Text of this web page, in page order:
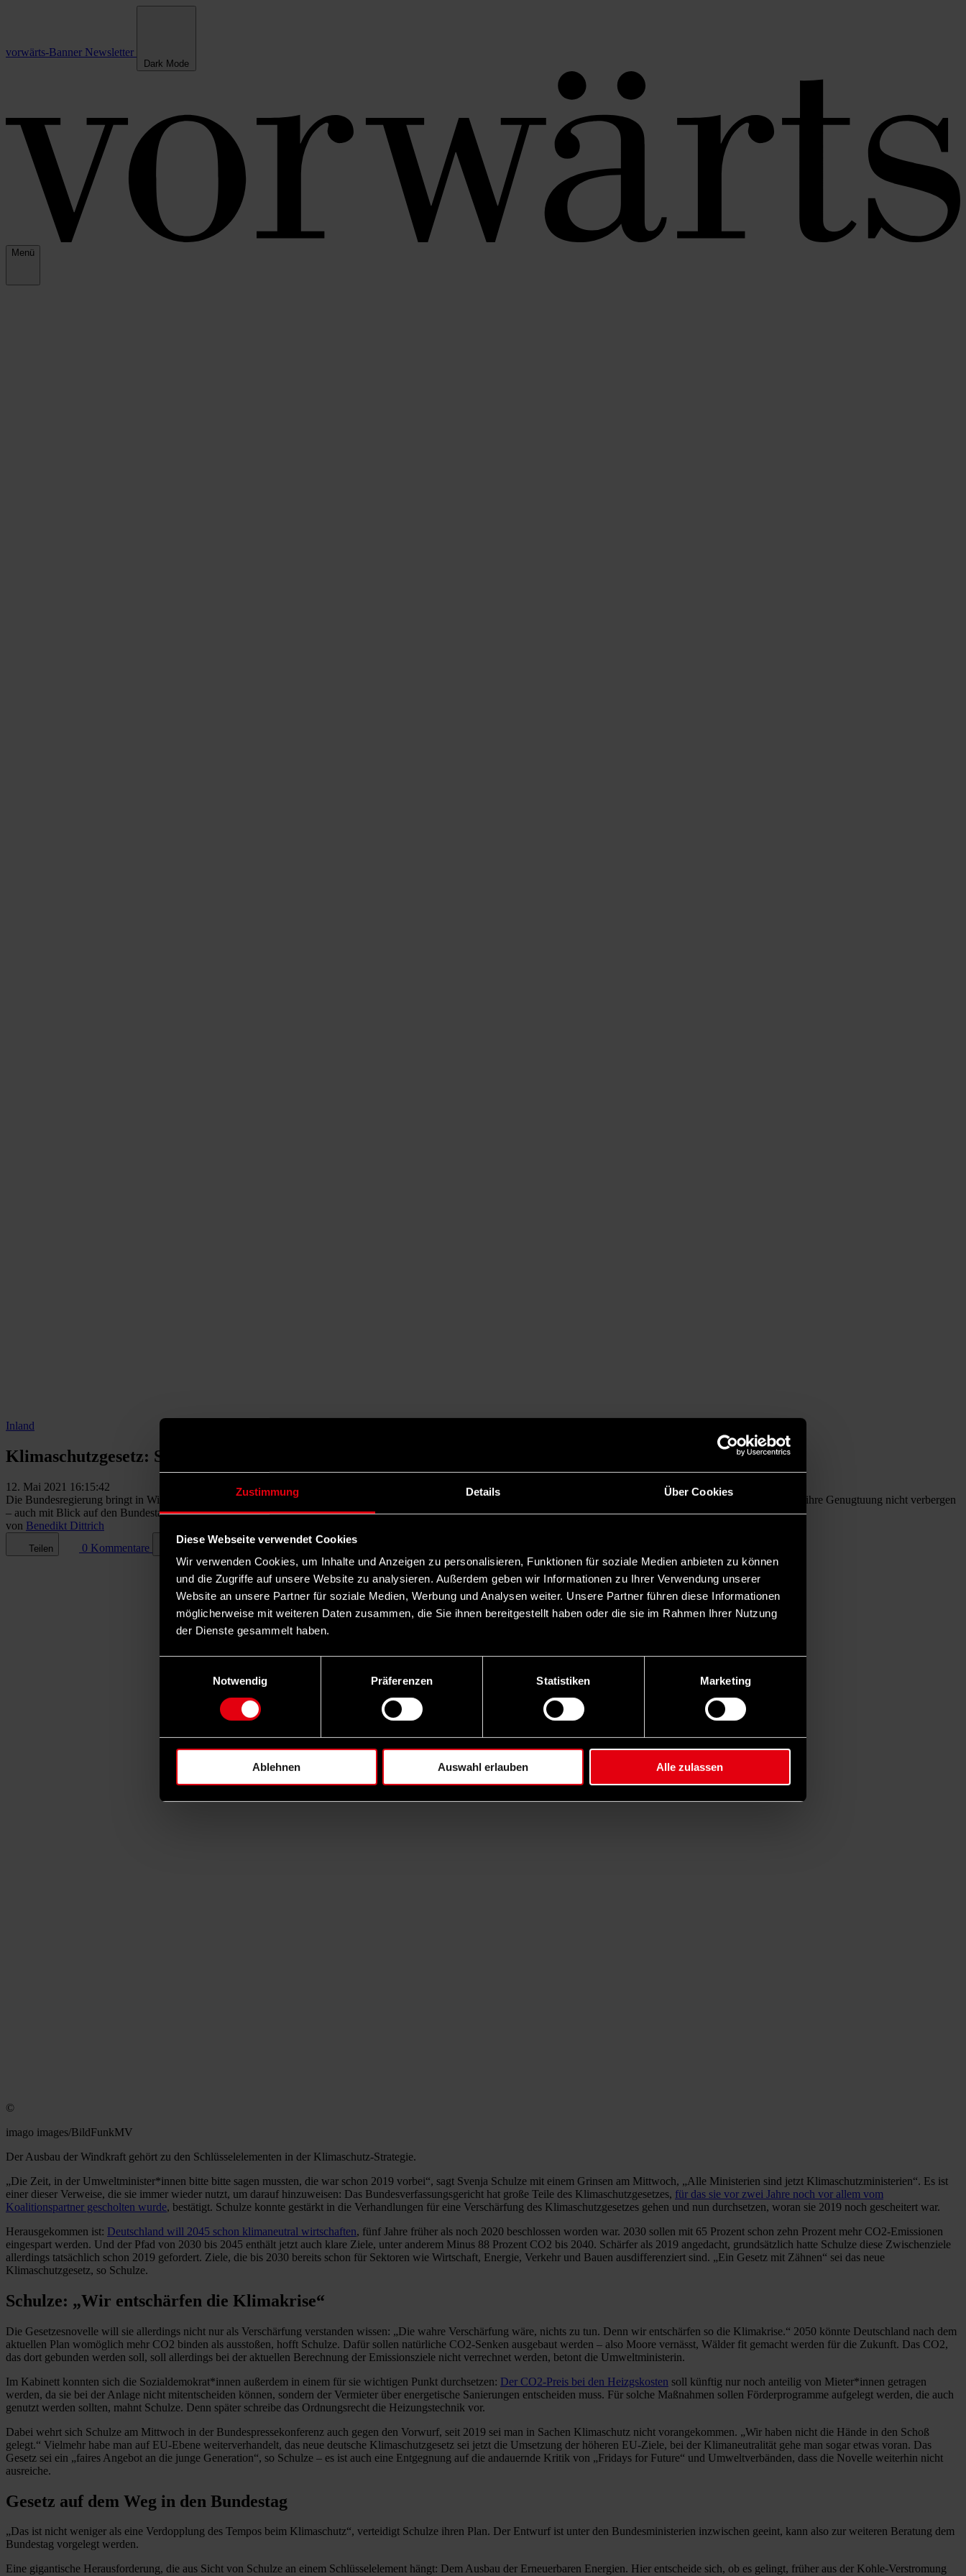
Zustimmung Details Über Cookies
Diese Webseite verwendet Cookies
Wir verwenden Cookies, um Inhalte und Anzeigen zu personalisieren, Funktionen für soziale Medien anbieten zu können
und die Zugriffe auf unsere Website zu analysieren. Außerdem geben wir Informationen zu Ihrer Verwendung unserer
Website an unsere Partner für soziale Medien, Werbung und Analysen weiter. Unsere Partner führen diese Informationen
möglicherweise mit weiteren Daten zusammen, die Sie ihnen bereitgestellt haben oder die sie im Rahmen Ihrer Nutzung
der Dienste gesammelt haben.
Notwendig
Präferenzen Statistiken Marketing
Ablehnen Auswahl erlauben Alle zulassen
vorwärts-Banner Newsletter
Dark Mode
Menü
Inland
Klimaschutzgesetz: Svenja Schulze froh über „Gesetz mit Zähnen“
12. Mai 2021 16:15:42
Die Bundesregierung bringt in Windeseile ein verschärftes Klimaschutzgesetz auf den Weg. Nach der Kabinetts-Sitzung konnte Bundesumweltministerin Svenja Schulze (SPD) ihre Genugtuung nicht verbergen
– auch mit Blick auf den Bundestagswahlkampf.
von Benedikt Dittrich
Teilen 0 Kommentare
©
imago images/BildFunkMV
Der Ausbau der Windkraft gehört zu den Schlüsselelementen in der Klimaschutz-Strategie.
„Die Zeit, in der Umweltminister*innen bitte bitte sagen mussten, die war schon 2019 vorbei“, sagt Svenja Schulze mit einem Grinsen am Mittwoch, „Alle Ministerien sind jetzt Klimaschutzministerien“. Es ist
einer dieser Verweise, die sie immer wieder nutzt, um darauf hinzuweisen: Das Bundesverfassungsgericht hat große Teile des Klimaschutzgesetzes, für das sie vor zwei Jahre noch vor allem vom
Koalitionspartner gescholten wurde, bestätigt. Schulze konnte gestärkt in die Verhandlungen für eine Verschärfung des Klimaschutzgesetzes gehen und nun durchsetzen, woran sie 2019 noch gescheitert war.
Herausgekommen ist: Deutschland will 2045 schon klimaneutral wirtschaften, fünf Jahre früher als noch 2020 beschlossen worden war. 2030 sollen mit 65 Prozent schon zehn Prozent mehr CO2-Emissionen
eingespart werden. Und der Pfad von 2030 bis 2045 enthält jetzt auch klare Ziele, unter anderem Minus 88 Prozent CO2 bis 2040. Schärfer als 2019 angedacht, grundsätzlich hatte Schulze diese Zwischenziele
allerdings tatsächlich schon 2019 gefordert. Ziele, die bis 2030 bereits schon für Sektoren wie Wirtschaft, Energie, Verkehr und Bauen ausdifferenziert sind. „Ein Gesetz mit Zähnen“ sei das neue
Klimaschutzgesetz, so Schulze.
Schulze: „Wir entschärfen die Klimakrise“
Die Gesetzesnovelle will sie allerdings nicht nur als Verschärfung verstanden wissen: „Die wahre Verschärfung wäre, nichts zu tun. Denn wir entschärfen so die Klimakrise.“ 2050 könnte Deutschland nach dem
aktuellen Plan womöglich mehr CO2 binden als ausstoßen, hofft Schulze. Dafür sollen natürliche CO2-Senken ausgebaut werden – also Moore vernässt, Wälder fit gemacht werden für die Zukunft. Das CO2,
das dort gebunden werden soll, soll allerdings bei der aktuellen Berechnung der Emissionsziele nicht verrechnet werden, betont die Umweltministerin.
Im Kabinett konnten sich die Sozialdemokrat*innen außerdem in einem für sie wichtigen Punkt durchsetzen: Der CO2-Preis bei den Heizgskosten soll künftig nur noch anteilig von Mieter*innen getragen
werden, da sie bei der Anlage nicht mitentscheiden können, sondern der Vermieter über energetische Sanierungen entscheiden muss. Für solche Maßnahmen sollen Förderprogramme aufgelegt werden, die auch
genutzt werden sollten, mahnt Schulze. Denn später schreibe das Ordnungsrecht die Heizungstechnik vor.
Dabei wehrt sich Schulze am Mittwoch in der Bundespressekonferenz auch gegen den Vorwurf, seit 2019 sei man in Sachen Klimaschutz nicht vorangekommen. „Wir haben nicht die Hände in den Schoß
gelegt.“ Vielmehr habe man auf EU-Ebene weiterverhandelt, das neue deutsche Klimaschutzgesetz sei jetzt die Umsetzung der höheren EU-Ziele, bei der Klimaneutralität gehe man sogar etwas voran. Das
Gesetz sei ein „faires Angebot an die junge Generation“, so Schulze – es ist auch eine Entgegnung auf die andauernde Kritik von „Fridays for Future“ und Umweltverbänden, dass die Novelle weiterhin nicht
ausreiche.
Gesetz auf dem Weg in den Bundestag
„Das ist nicht weniger als eine Verdopplung des Tempos beim Klimaschutz“, verteidigt Schulze ihren Plan. Der Entwurf ist unter den Bundesministerien inzwischen geeint, kann also zur weiteren Beratung dem
Bundestag vorgelegt werden.
Eine gigantische Herausforderung, die aus Sicht von Schulze an einem Schlüsselelement hängt: Dem Ausbau der Erneuerbaren Energien. Hier entscheide sich, ob es gelingt, früher aus der Kohle-Verstromung